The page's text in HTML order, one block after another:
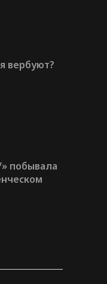
вербуют?
побывала